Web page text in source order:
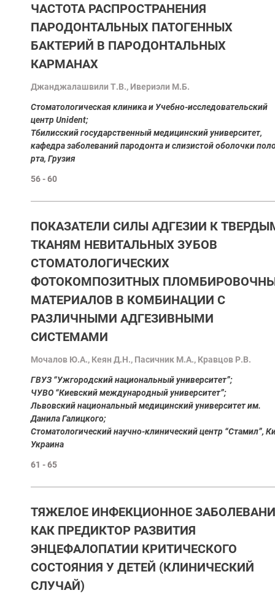
ЧАСТОТА РАСПРОСТРАНЕНИЯ
ПАРОДОНТАЛЬНЫХ ПАТОГЕННЫХ
БАКТЕРИЙ В ПАРОДОНТАЛЬНЫХ
КАРМАНАХ
Джанджалашвили Т.В., Ивериэли М.Б.
Стоматологическая клиника и Учебно-исследовательский
центр Unident;
Тбилисский государственный медицинский университет,
кафедра заболеваний пародонта и слизистой оболочки
рта, Грузия
56 - 60
ПОКАЗАТЕЛИ СИЛЫ АДГЕЗИИ К
ТКАНЯМ НЕВИТАЛЬНЫХ ЗУБОВ
СТОМАТОЛОГИЧЕСКИХ
ФОТОКОМПОЗИТНЫХ
МАТЕРИАЛОВ В КОМБИНАЦИИ С
РАЗЛИЧНЫМИ АДГЕЗИВНЫМИ
СИСТЕМАМИ
Mочалов Ю.А., Кеян Д.Н., Пасичник М.А., Кравцов Р.В.
ГВУЗ “Ужгородский национальный университет”;
ЧУВО “Киевский международный университет”;
Львовский национальный медицинский университет им.
Данила Галицкого;
Стоматологический научно-клинический центр “Стамил”,
Украина
61 - 65
ТЯЖЕЛОЕ ИНФЕКЦИОННОЕ
КАК ПРЕДИКТОР РАЗВИТИЯ
ЭНЦЕФАЛОПАТИИ КРИТИЧЕСКОГО
СОСТОЯНИЯ У ДЕТЕЙ (КЛИНИЧЕСКИЙ
СЛУЧАЙ)